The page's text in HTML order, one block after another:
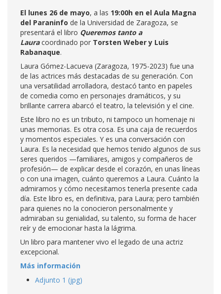
El lunes 26 de mayo, a las 19:00h en el Aula Magna
del Paraninfo de la Universidad de Zaragoza, se
presentará el libro Queremos tanto a
Laura coordinado por Torsten Weber y Luis
Rabanaque.
Laura Gómez-Lacueva (Zaragoza, 1975-2023) fue una
de las actrices más destacadas de su generación. Con
una versatilidad arrolladora, destacó tanto en papeles
de comedia como en personajes dramáticos, y su
brillante carrera abarcó el teatro, la televisión y el cine.
Este libro no es un tributo, ni tampoco un homenaje ni
unas memorias. Es otra cosa. Es una caja de recuerdos
y momentos especiales. Y es una conversación con
Laura. Es la necesidad que hemos tenido algunos de sus
seres queridos —familiares, amigos y compañeros de
profesión— de explicar desde el corazón, en unas líneas
o con una imagen, cuánto queremos a Laura. Cuánto la
admiramos y cómo necesitamos tenerla presente cada
día. Este libro es, en definitiva, para Laura; pero también
para quienes no la conocieron personalmente y
admiraban su genialidad, su talento, su forma de hacer
reír y de emocionar hasta la lágrima.
Un libro para mantener vivo el legado de una actriz
excepcional.
Más información
Adjunto 1 (jpg)